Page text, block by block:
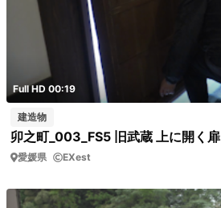
Full HD 00:19
建造物
卯之町_003_FS5 旧武蔵 上に開く扉
愛媛県 EXest